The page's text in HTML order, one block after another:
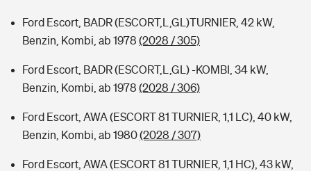
Ford Escort, BADR (ESCORT,L,GL)TURNIER, 42 kW,
Benzin, Kombi, ab 1978 (2028 / 305)
Ford Escort, BADR (ESCORT,L,GL) -KOMBI, 34 kW,
Benzin, Kombi, ab 1978 (2028 / 306)
Ford Escort, AWA (ESCORT 81 TURNIER, 1,1 LC), 40 kW,
Benzin, Kombi, ab 1980(2028 / 307)
Ford Escort, AWA (ESCORT 81 TURNIER, 1,1 HC), 43 kW,